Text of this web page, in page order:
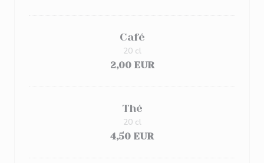
Café
2,00 EUR
20 cl
Thé
4,50 EUR
20 cl